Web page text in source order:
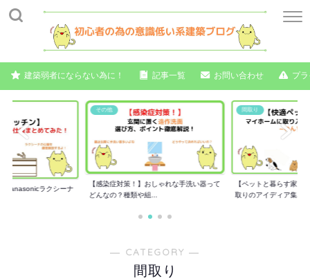
建築弱者にならない為に！ 記事一覧 お問い合わせ プ
Panasonicラクシーナ
その他
【感染症対策！】おしゃれな手洗い器って
どんなの？種類や組...
間取り
【ペットと暮らす家】
取りのアイディア集...
― CATEGORY ―
間取り